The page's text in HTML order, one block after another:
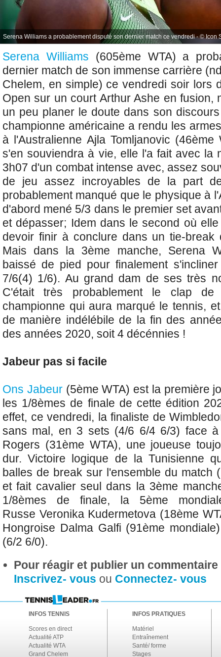
Serena Williams a probablement disputé son dernier match ce vendredi - © Icon
Serena Williams (605ème WTA) a
dernier match de son immense carrière
Chelem, en simple) ce vendredi soir lors
Open sur un court Arthur Ashe en fusion,
un peu planer le doute dans son
championne américaine a rendu les
à l'Australienne Ajla Tomljanovic
s'en souviendra à vie, elle l'a fait avec la
3h07 d'un combat intense avec, assez
de jeu assez incroyables de la part
probablement manqué que le physique à
d'abord mené 5/3 dans le premier set
et dépasser; Idem dans le second où
devoir finir à conclure dans un tie-break
Mais dans la 3ème manche, Serena
baissé de pied pour finalement
7/6(4) 1/6). Au grand dam de ses très
C'était très probablement le clap de
championne qui aura marqué le tennis,
de manière indélébile de la fin des
des années 2020, soit 4 décénnies !
Jabeur pas si facile
Ons Jabeur(5ème WTA) est la première
les 1/8èmes de finale de cette édition
effet, ce vendredi, la finaliste de
sans mal, en 3 sets (4/6 6/4 6/3) face
Rogers (31ème WTA), une joueuse
dur. Victoire logique de la Tunisienne
balles de break sur l'ensemble du match
et fait cavalier seul dans la 3ème
1/8èmes de finale, la 5ème
Russe Veronika Kudermetova (18ème
Hongroise Dalma Galfi (91ème
(6/2 6/0).
Pour réagir et publier un
Inscrivez- vous ou Connectez- vous
INFOS TENNIS
Scores en direct
Actualité ATP
Actualité WTA
Grand Chelem
INFOS PRATIQUES
Matériel
Entraînement
Santé/ forme
Stages